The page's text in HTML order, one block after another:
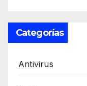
Categorías
Antivirus